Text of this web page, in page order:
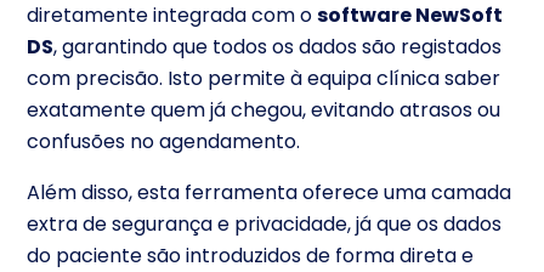
diretamente integrada com osoftware NewSoft
DS, garantindo que todos os dados são registados
com precisão. Isto permite à equipa clínica saber
exatamente quem já chegou, evitando atrasos ou
confusões no agendamento.
Além disso, esta ferramenta oferece uma camada
extra de segurança e privacidade, já que os dados
do paciente são introduzidos de forma direta e